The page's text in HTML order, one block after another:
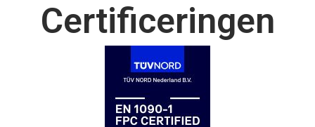
Certificeringen